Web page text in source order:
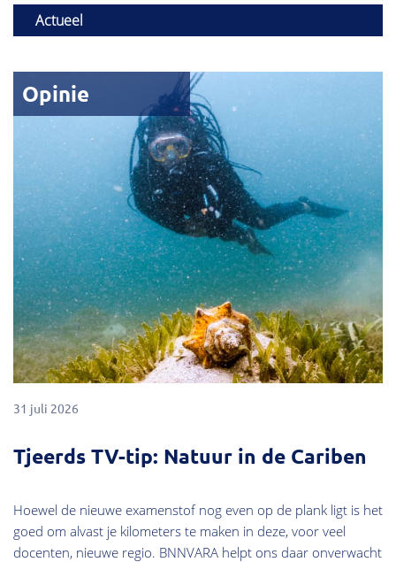
Actueel
Opinie
31 juli 2026
Tjeerds TV-tip: Natuur in de Cariben
Hoewel de nieuwe examenstof nog even op de plank ligt is het
goed om alvast je kilometers te maken in deze, voor veel
docenten, nieuwe regio. BNNVARA helpt ons daar onverwacht